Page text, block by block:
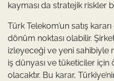
kayması da stratejik riskler
Türk Telekom’un satış
dönüm noktası olabilir.
izleyeceği ve yeni sahibiyle
iş dünyası ve tüketiciler için
olacaktır. Bu karar,